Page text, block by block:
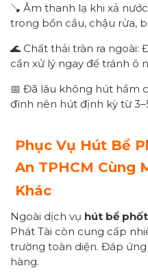
🪠 Âm thanh lạ khi xả
trong bồn cầu, chậu rửa,
🌊 Chất thải tràn ra ngoài:
cần xử lý ngay để tránh ô
📅 Đã lâu không hút hầm
đình nên hút định kỳ từ
Phục Vụ Hút Bể
An TPHCM Cùng
Khác
Ngoài dịch vụ hút bể
Phát Tài còn cung cấp
trường toàn diện. Đáp
hàng.